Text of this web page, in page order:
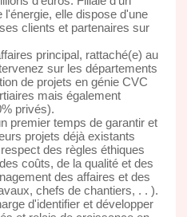
elle dispose d'une
clients et partenaires sur
principal, rattaché(e) au
sur les départements
de projets en génie CVC
mais également
privés).
premier temps de garantir et
projets déjà existants
des règles éthiques
coûts, de la qualité et des
des affaires et des
chefs de chantiers, . . ).
d'identifier et développer